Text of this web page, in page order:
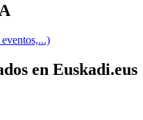
en Euskadi.eus